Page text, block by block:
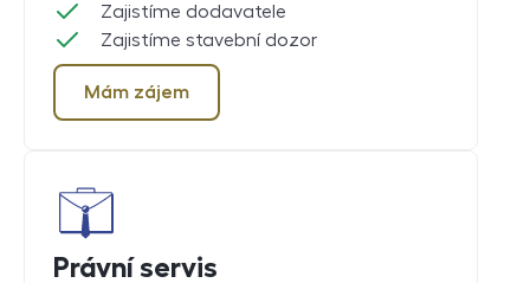
Zajistíme dodavatele
Zajistíme stavební dozor
Mám zájem
Právní servis